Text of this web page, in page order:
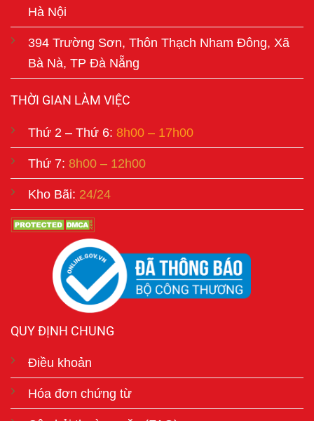
Hà Nội
394 Trường Sơn, Thôn Thạch Nham Đông, Xã
Bà Nà, TP Đà Nẵng
THỜI GIAN LÀM VIỆC
Thứ 2 – Thứ 6: 8h00 – 17h00
Thứ 7: 8h00 – 12h00
Kho Bãi: 24/24
QUY ĐỊNH CHUNG
Điều khoản
Hóa đơn chứng từ